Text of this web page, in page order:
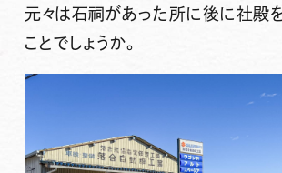
元々は石祠があった所に後に社殿
ことでしょうか。